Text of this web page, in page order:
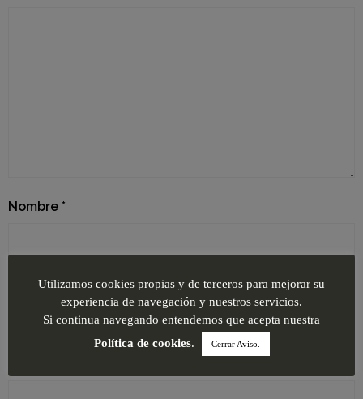
Nombre *
Correo electrónico*
Utilizamos cookies propias y de terceros para mejorar su
experiencia de navegación y nuestros servicios.
Si continua navegando entendemos que acepta nuestra
Política de cookies. Cerrar Aviso.